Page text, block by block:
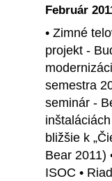
Február
• Zimné
projekt -
semestra
seminár -
bližšie k
Bear 2011)
ISOC •